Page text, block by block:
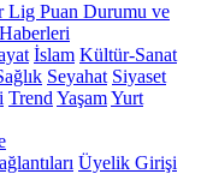
Lig Puan Durumu ve
İslam Kültür-Sanat
Seyahat Siyaset
Trend YaşamYurt
Üyelik Girişi